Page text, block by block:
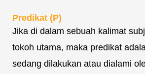
Predikat (P)
Jika di dalam sebuah kalimat
tokoh utama, maka predikat
sedang dilakukan atau dialami